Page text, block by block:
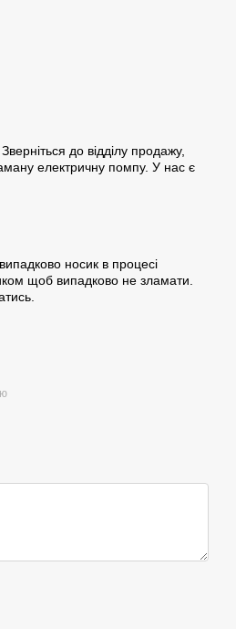
до відділу продажу,
електричну помпу. У нас є
носик в процесі
щоб випадково не зламати.